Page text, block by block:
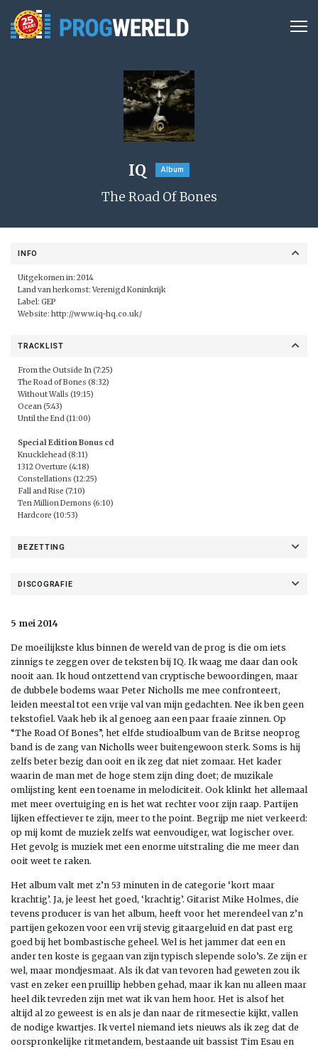
IQ Album
The Road Of Bones
INFO
Uitgekomen in: 2014
Land van herkomst: Verenigd Koninkrijk
Label: GEP
Website: http://www.iq-hq.co.uk/
TRACKLIST
From the Outside In (7:25)
The Road of Bones (8:32)
Without Walls (19:15)
Ocean (5:43)
Until the End (11:00)
Special Edition Bonus cd
Knucklehead (8:11)
1312 Overture (4:18)
Constellations (12:25)
Fall and Rise (7:10)
Ten Million Demons (6:10)
Hardcore (10:53)
BEZETTING
DISCOGRAFIE
5 mei 2014
De moeilijkste klus binnen de wereld van de prog is die om iets
zinnigs te zeggen over de teksten bij IQ. Ik waag me daar dan ook
nooit aan. Ik houd ontzettend van cryptische bewoordingen, maar
de dubbele bodems waar Peter Nicholls me mee confronteert,
leiden meestal tot een vrije val van mijn gedachten. Nee ik ben geen
tekstofiel. Vaak heb ik al genoeg aan een paar fraaie zinnen. Op
“The Road Of Bones”, het elfde studioalbum van de Britse neoprog
band is de zang van Nicholls weer buitengewoon sterk. Soms is hij
zelfs beter bezig dan ooit en ik zeg dat niet zomaar. Het kader
waarin de man met de hoge stem zijn ding doet; de muzikale
omlijsting kent een toename in melodiciteit. Ook klinkt het allemaal
met meer overtuiging en is het wat rechter voor zijn raap. Partijen
lijken effectiever te zijn, meer to the point. Begrijp me niet verkeerd:
op mij komt de muziek zelfs wat eenvoudiger, wat logischer over.
Het gevolg is muziek met een enorme uitstraling die me meer dan
ooit weet te raken.
Het album valt met z’n 53 minuten in de categorie ‘kort maar
krachtig’. Ja, je leest het goed, ‘krachtig’. Gitarist Mike Holmes, die
tevens producer is van het album, heeft voor het merendeel van z’n
partijen gekozen voor een vrij stevig gitaargeluid en dat past erg
goed bij het bombastische geheel. Wel is het jammer dat een en
ander ten koste is gegaan van zijn typisch slepende solo’s. Ze zijn er
wel, maar mondjesmaat. Als ik dat van tevoren had geweten zou ik
vast en zeker een pruillip hebben gehad, maar ik kan nu alleen maar
heel dik tevreden zijn met wat ik van hem hoor. Het is alsof het
altijd al zo geweest is en als je dan naar de ritmesectie kijkt, vallen
de nodige kwartjes. Ik vertel niemand iets nieuws als ik zeg dat de
oorspronkelijke ritmetandem, bestaande uit bassist Tim Esau en